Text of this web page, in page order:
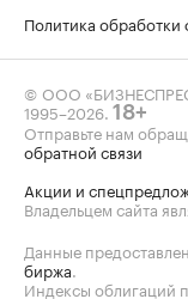
Политика
© ООО
1995–2026 18+
Отправьте нам
обратной связи
Акции и
Владельцем сайта
Данные
биржа
Индексы облигаций